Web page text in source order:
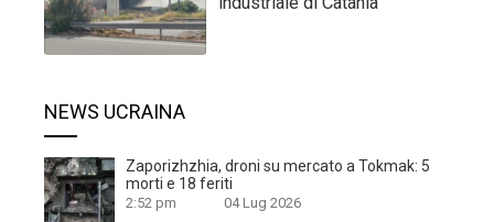
NEWS UCRAINA
Zaporizhzhia, droni su mercato a Tokmak: 5
morti e 18 feriti
2:52 pm 04 Lug 2026